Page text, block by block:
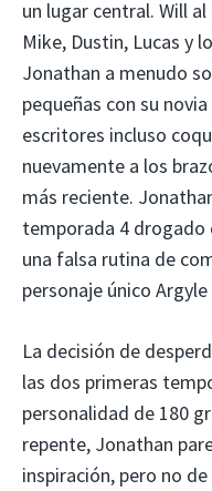
un lugar central. Will
Mike, Dustin, Lucas y
Jonathan a menudo
pequeñas con su
escritores incluso
nuevamente a los
más reciente.
temporada 4 drogado
una falsa rutina de
personaje único
La decisión de
las dos primeras
personalidad de 180
repente, Jonathan
inspiración, pero no